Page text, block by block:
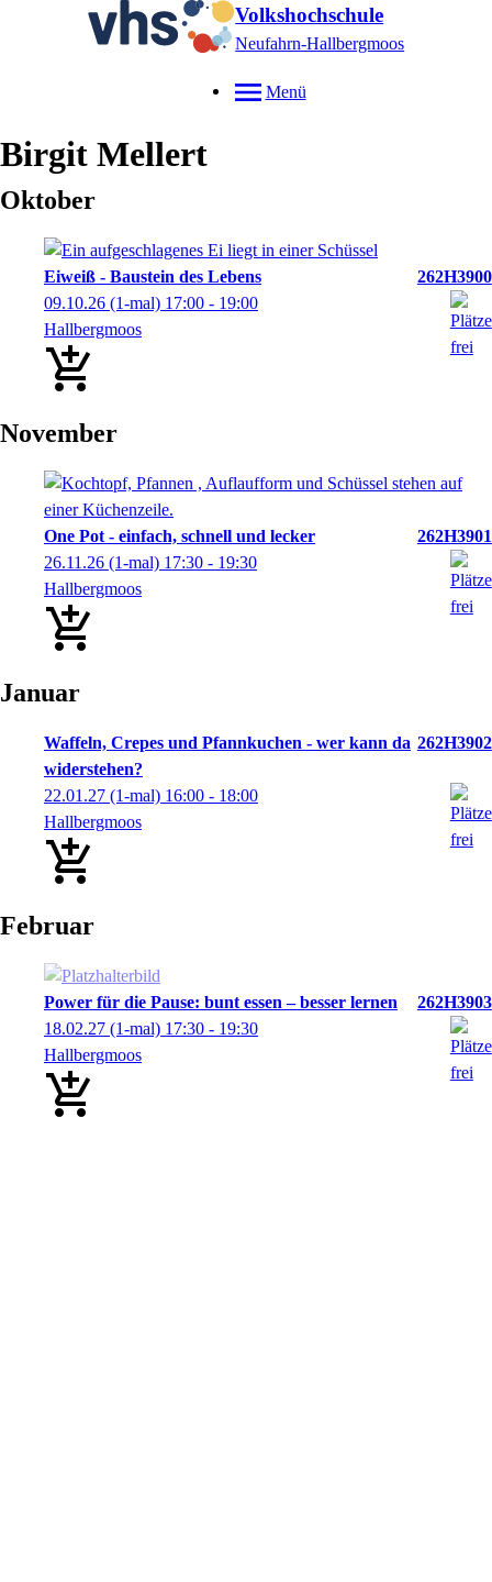
Volkshochschule
Neufahrn-Hallbergmoos
Menü
Birgit Mellert
Oktober
Eiweiß - Baustein des Lebens
262H3900
09.10.26 (1-mal) 17:00 - 19:00
Hallbergmoos
November
One Pot - einfach, schnell und lecker
262H3901
26.11.26 (1-mal) 17:30 - 19:30
Hallbergmoos
Januar
Waffeln, Crepes und Pfannkuchen - wer kann da
widerstehen?
262H3902
22.01.27 (1-mal) 16:00 - 18:00
Hallbergmoos
Februar
Power für die Pause: bunt essen – besser lernen
262H3903
18.02.27 (1-mal) 17:30 - 19:30
Hallbergmoos